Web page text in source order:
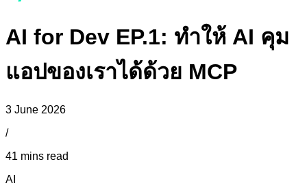
AI for Dev EP.1: ทำให้ AI คุม
แอปของเราได้ด้วย MCP
3 June 2026
/
41 mins read
AI